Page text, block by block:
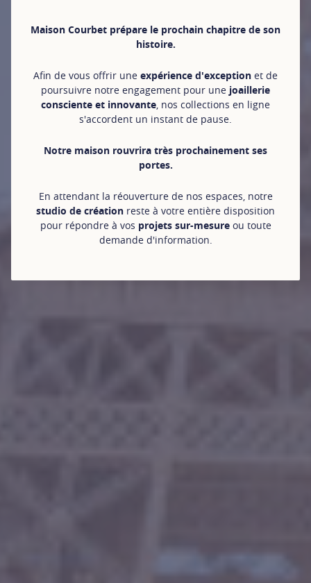
Maison Courbet prépare le prochain chapitre de son
histoire.
Afin de vous offrir une expérience d'exception et de
poursuivre notre engagement pour une joaillerie
consciente et innovante , nos collections en ligne
s'accordent un instant de pause.
Notre maison rouvrira très prochainement ses
portes.
En attendant la réouverture de nos espaces, notre
studio de création reste à votre entière disposition
pour répondre à vos projets sur-mesureou toute
demande d'information.